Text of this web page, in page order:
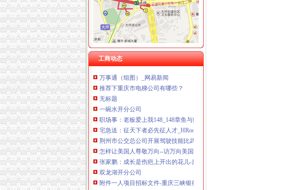
工商动态
星巴克(江北机场店)电话,地址,营业时间(图)-重庆美食-大众点
江北机场杂皮_重庆_论坛_天涯社区
重庆公交车[江北机场坐公交车],公交路线查询
松树桥开分公司
国务院农民工工作领导小组关于表彰全国优秀农民工和农民工工作先进
看完就走| 美西一号公路全攻略,自驾看景穿搭都在这了_搜狐旅游
万事通（组图）_网易新闻
推荐下重庆市电梯公司有哪些？
无标题
一碗水开分公司
职场事：老板爱上我148_148章鱼与熊掌_平板电子书网
宅急送：征天下者必先征人才_HRoot
荆州市公交总公司开展驾驶技能比武-荆州市|公交总公司-新闻中心
怎样让美国人尊敬万向--访万向美国总裁倪频_新浪汽车_新浪网
张家鹏：成长是伤疤上开出的花儿-房市头条
双龙湖开分公司
附件一人项目招标文件-重庆三峡银行.doc
海南航空关于合资组建成都鸟航空有限公司暨关联交易的公告